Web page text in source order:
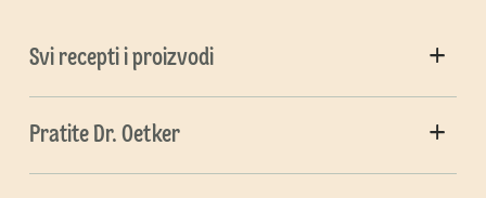
Svi recepti i proizvodi
Pratite Dr. Oetker